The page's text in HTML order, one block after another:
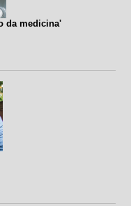
da medicina'